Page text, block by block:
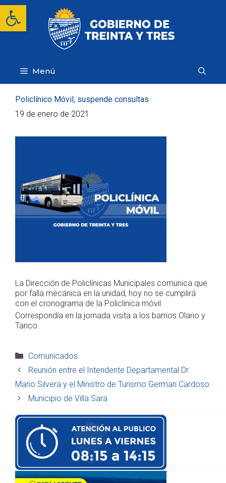
Abrir barra de herramientas
Saltar
contenido
Menú
Policlínico Móvil, suspende consultas
19 de enero de 2021
La Dirección de Policlínicas Municipales comunica que
por falla mecánica en la unidad, hoy no se cumplirá
con el cronograma de la Policlinica móvil.
Correspondía en la jornada visita a los barrios Olano y
Tanco.
Categorías
Comunicados
Reunión entre el Intendente Departamental Dr.
Mario Silvera y el Ministro de Turismo German Cardoso
Municipio de Villa Sara